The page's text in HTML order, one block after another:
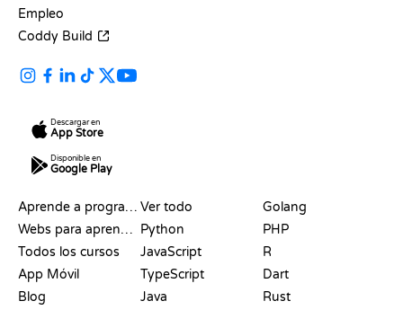
Empleo
Coddy Build
Descargar en
App Store
Disponible en
Google Play
Aprende a programar
Webs para aprender a programar gratis
Todos los cursos
App Móvil
Blog
Ver todo
Python
JavaScript
TypeScript
Java
Golang
PHP
R
Dart
Rust